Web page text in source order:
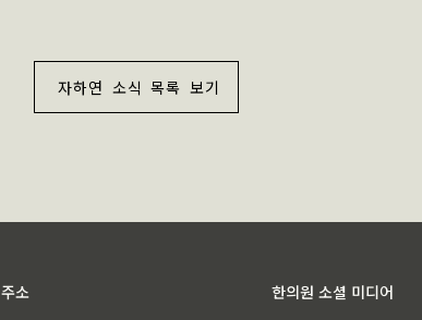
자하연 소식 목록 보기
주소 한의원 소셜 미디어